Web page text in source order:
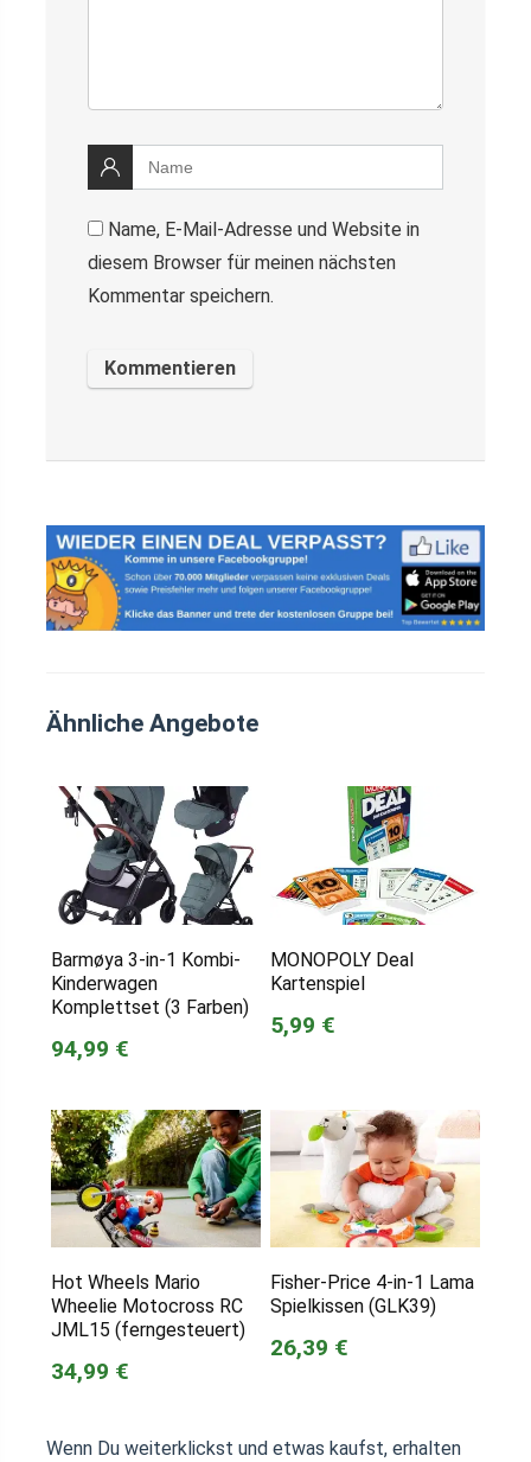
Name, E-Mail-Adresse und Website in
diesem Browser für meinen nächsten
Kommentar speichern.
Ähnliche Angebote
Barmøya 3-in-1 Kombi-
Kinderwagen
Komplettset (3 Farben)
94,99 €
MONOPOLY Deal
Kartenspiel
5,99 €
Hot Wheels Mario
Wheelie Motocross RC
JML15 (ferngesteuert)
34,99 €
Fisher-Price 4-in-1 Lama
Spielkissen (GLK39)
26,39 €
Wenn Du weiterklickst und etwas kaufst, erhalten